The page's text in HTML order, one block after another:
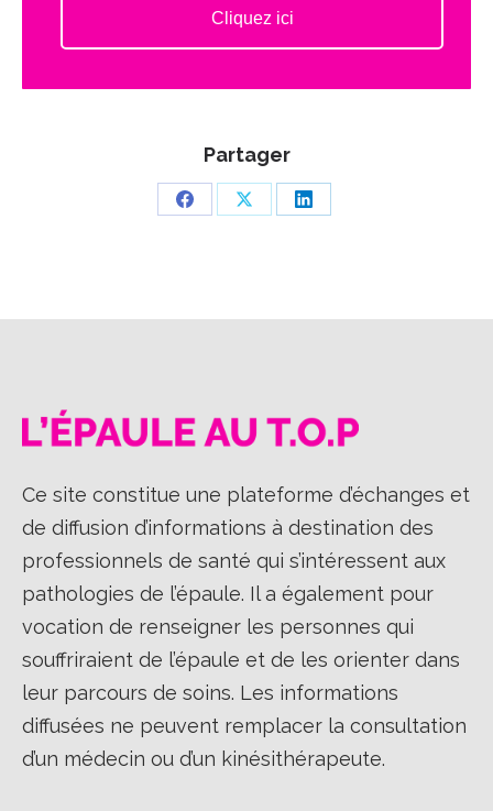
Cliquez ici
Partager
PartagerPartagerPartager
Ce site constitue une plateforme d’échanges et
de diffusion d’informations à destination des
professionnels de santé qui s’intéressent aux
pathologies de l’épaule. Il a également pour
vocation de renseigner les personnes qui
souffriraient de l’épaule et de les orienter dans
leur parcours de soins. Les informations
diffusées ne peuvent remplacer la consultation
d’un médecin ou d’un kinésithérapeute.